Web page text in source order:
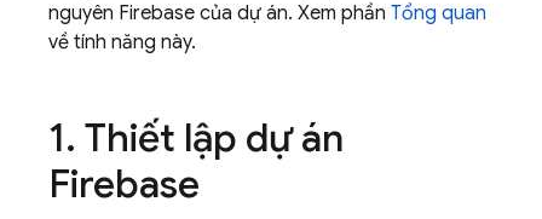
nguyên Firebase của dự án. Xem phần Tổng quan
về tính năng này.
1. Thiết lập dự án
Firebase